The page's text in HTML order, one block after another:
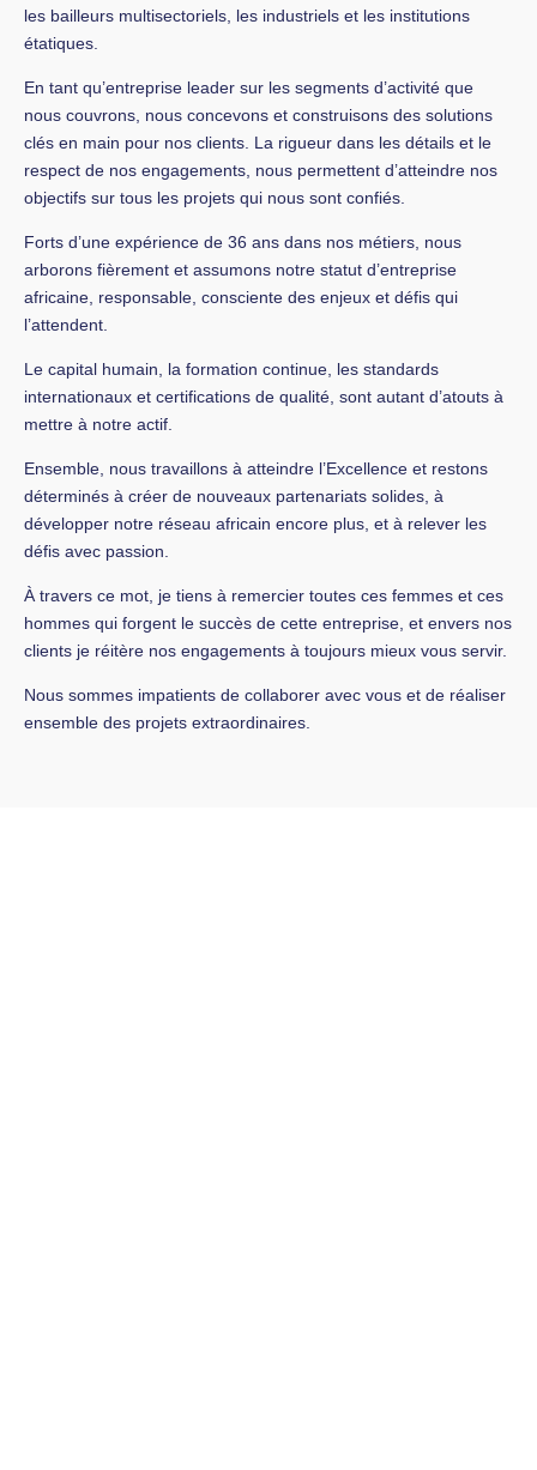
les bailleurs multisectoriels, les industriels et les institutions
étatiques.
En tant qu’entreprise leader sur les segments d’activité que
nous couvrons, nous concevons et construisons des solutions
clés en main pour nos clients. La rigueur dans les détails et le
respect de nos engagements, nous permettent d’atteindre nos
objectifs sur tous les projets qui nous sont confiés.
Forts d’une expérience de 36 ans dans nos métiers, nous
arborons fièrement et assumons notre statut d’entreprise
africaine, responsable, consciente des enjeux et défis qui
l’attendent.
Le capital humain, la formation continue, les standards
internationaux et certifications de qualité, sont autant d’atouts à
mettre à notre actif.
Ensemble, nous travaillons à atteindre l’Excellence et restons
déterminés à créer de nouveaux partenariats solides, à
développer notre réseau africain encore plus, et à relever les
défis avec passion.
À travers ce mot, je tiens à remercier toutes ces femmes et ces
hommes qui forgent le succès de cette entreprise, et envers nos
clients je réitère nos engagements à toujours mieux vous servir.
Nous sommes impatients de collaborer avec vous et de réaliser
ensemble des projets extraordinaires.